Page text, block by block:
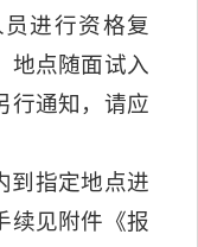
进行资格复
地点随面试入
行通知，请应
到指定地点进
续见附件《报